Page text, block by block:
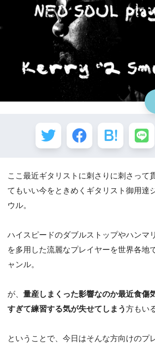
ここ最近ギタリストに刺さりに刺さって
てもいい今をときめくギタリスト御用達
ウル。
ハイスピードのダブルストップやハンマ
を多用した流麗なプレイヤーを世界各地
ャンル。
が、 量産しまくった影響なのか最近食傷
すぎて練習する気が失せてしまう方もい
ということで、今日はそんな方向けのプ